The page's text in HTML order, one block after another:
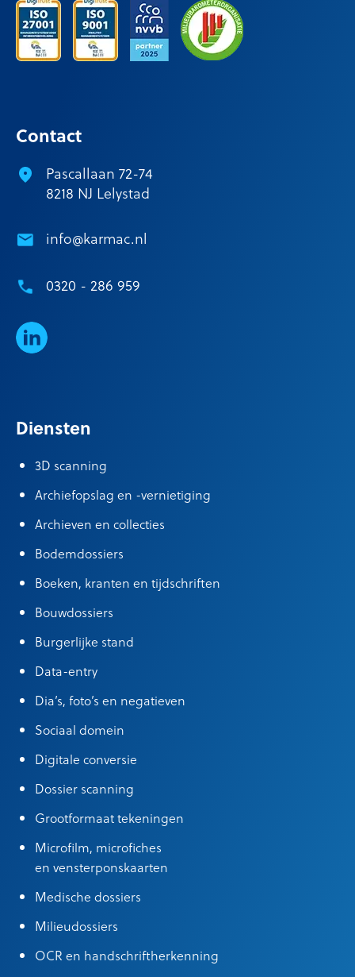
Contact
Pascallaan 72-74
8218 NJ Lelystad
info@karmac.nl
0320 - 286 959
LinkedIn
Diensten
3D scanning
Archiefopslag en -vernietiging
Archieven en collecties
Bodemdossiers
Boeken, kranten en tijdschriften
Bouwdossiers
Burgerlijke stand
Data-entry
Dia’s, foto’s en negatieven
Sociaal domein
Digitale conversie
Dossier scanning
Grootformaat tekeningen
Microfilm, microfiches
en vensterponskaarten
Medische dossiers
Milieudossiers
OCR en handschriftherkenning